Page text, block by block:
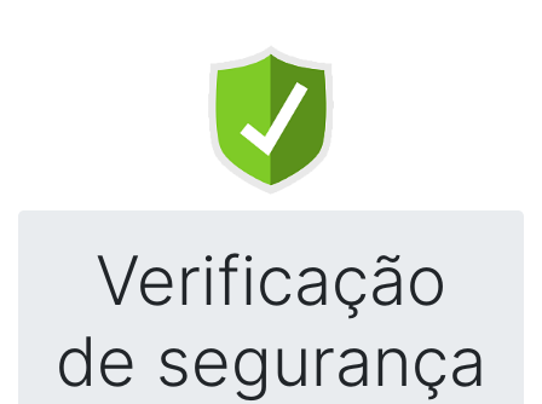
Verificação
de segurança